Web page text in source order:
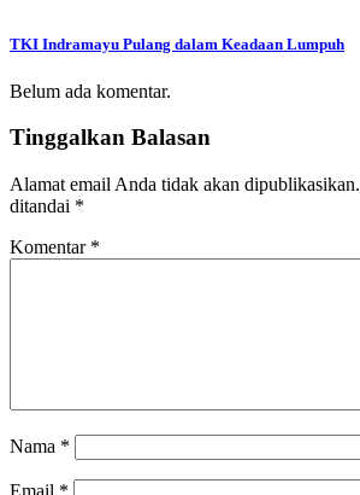
TKI Indramayu Pulang dalam Keadaan Lumpuh
Belum ada komentar.
Tinggalkan Balasan
Alamat email Anda tidak akan dipublikasikan.
ditandai *
Komentar *
Nama *